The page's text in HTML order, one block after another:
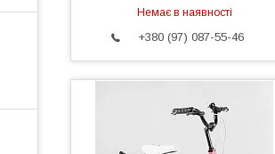
Немає в наявності
+380 (97) 087-55-46